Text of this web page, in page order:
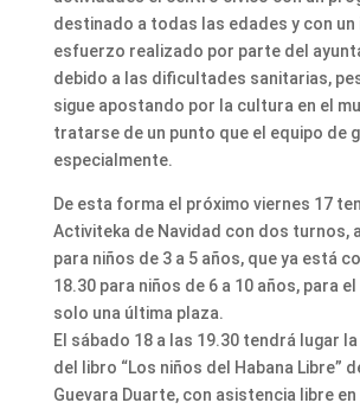
destinado a todas las edades y con
esfuerzo realizado por parte del
debido a las dificultades sanitarias,
sigue apostando por la cultura en el
tratarse de un punto que el equipo de
especialmente.
De esta forma el próximo viernes 17
Activiteka de Navidad con dos turnos,
para niños de 3 a 5 años, que ya está
18.30 para niños de 6 a 10 años, para
solo una última plaza.
El sábado 18 a las 19.30 tendrá lugar
del libro “Los niños del Habana Libre”
Guevara Duarte, con asistencia libre